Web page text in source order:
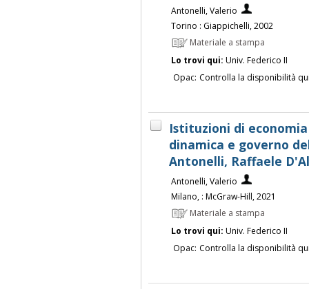
Antonelli, Valerio
Torino : Giappichelli, 2002
Materiale a stampa
Lo trovi qui: Univ. Federico II
Opac: Controlla la disponibilità
Istituzioni di
dinamica e governo
Antonelli, Raffaele
Antonelli, Valerio
Milano, : McGraw-Hill, 2021
Materiale a stampa
Lo trovi qui: Univ. Federico II
Opac: Controlla la disponibilità